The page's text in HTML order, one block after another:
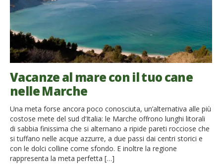
Vacanze al mare con il tuo cane
nelle Marche
Una meta forse ancora poco conosciuta, un’alternativa alle più
costose mete del sud d’Italia: le Marche offrono lunghi litorali
di sabbia finissima che si alternano a ripide pareti rocciose che
si tuffano nelle acque azzurre, a due passi dai centri storici e
con le dolci colline come sfondo. E inoltre la regione
rappresenta la meta perfetta […]